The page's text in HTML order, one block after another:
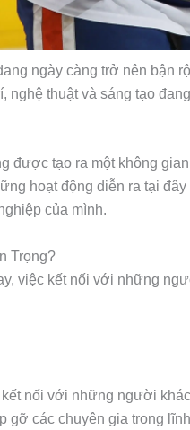
ngày càng trở nên
nghệ thuật và sáng tạo
được tạo ra một không
hoạt động diễn ra tại
của mình.
Trọng?
việc kết nối với những
nối với những người
gỡ các chuyên gia trong